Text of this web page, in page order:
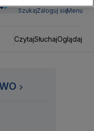
SzukajZaloguj sięMenu
CzytajSłuchajOglądaj